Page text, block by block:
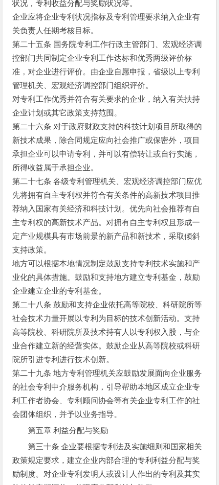
状况，专利收益分配与奖励状况等。
企业应将企业专利状况指标及专利管理要求纳入企业有
关负责人任期考核目标。
第二十五条 国务院专利工作行政主管部门、宏观经济调
控部门共同制定企业专利工作达标和优秀两级评价标
准，对企业进行评价。由企业自愿申报，省级以上专利
管理机关、宏观经济调控部门组织评价。
对专利工作优秀并符合有关要求的企业，纳入有关扶持
企业计划或其它政策支持范围。
第二十六条 对于政府财政支持的科技计划项目所取得的
新技术成果，除合同规定应向社会推广或保密外，项目
承担企业可以申请专利，并可以有偿转让或自行实施，
所得收益属于承担企业。
第二十七条 各级专利管理机关、宏观经济调控部门应优
先将拥有自主专利权并符合有关条件的高新技术项目推
荐纳入国家有关经济和科技计划。优先向社会推荐有自
主专利权的高新技术产品。对拥有自主专利权且形成一
定产业规模具有市场前景的新产品和新技术，采取倾斜
支持政策。
地方可以根据本地情况制定鼓励支持专利技术实施和产
业化的具体措施。鼓励和支持地方建立专利基金，鼓励
企业建立企业的专利基金。
第二十八条 鼓励和支持企业依托高等院校、科研院所等
社会技术力量开展以专利为目标的技术创新活动。支持
高等院校、科研院所及技术持有人以专利权入股，与企
业合作建立新的经营实体。鼓励企业从高等院校或科研
院所引进专利进行技术创新。
第二十九条 地方专利管理机关应鼓励发展面向企业服务
的社会专利中介服务机构，引导帮助本地区成立企业专
利工作者协会、专利顾问协会等有关企业专利工作的社
会团体组织，并予以业务指导。
第五章 利益分配与奖励
第三十条 企业要根据专利法及实施细则和国家相关
政策规定要求，建立企业内部合理的专利利益分配与奖
励制度。对企业专利发明人或设计人作出的专利及其实